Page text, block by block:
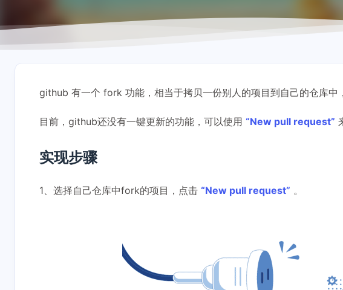
github 有一个 fork 功能，相当于拷贝一份别人的项目到自己的仓库中
目前，github还没有一键更新的功能，可以使用 “New pull request”
实现步骤
1、选择自己仓库中fork的项目，点击 “New pull request” 。